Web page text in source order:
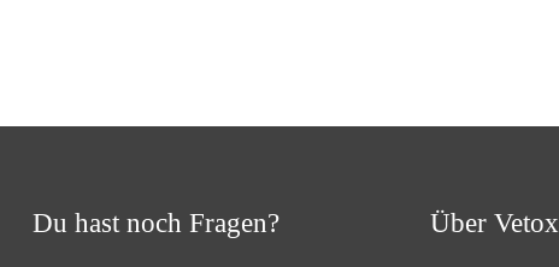
Du hast noch Fragen? Über Vetox